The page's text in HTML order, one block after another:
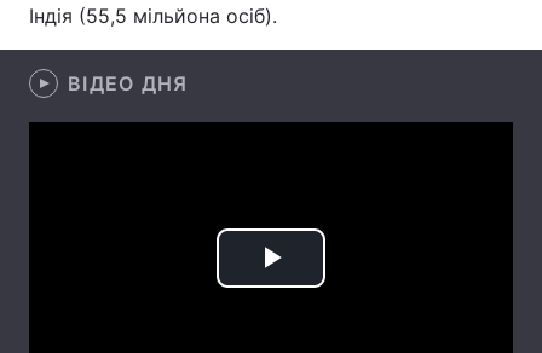
Лонгріди
Відео з Youtube
Індія (55,5 мільйона осіб).
ВІДЕО ДНЯ
Play